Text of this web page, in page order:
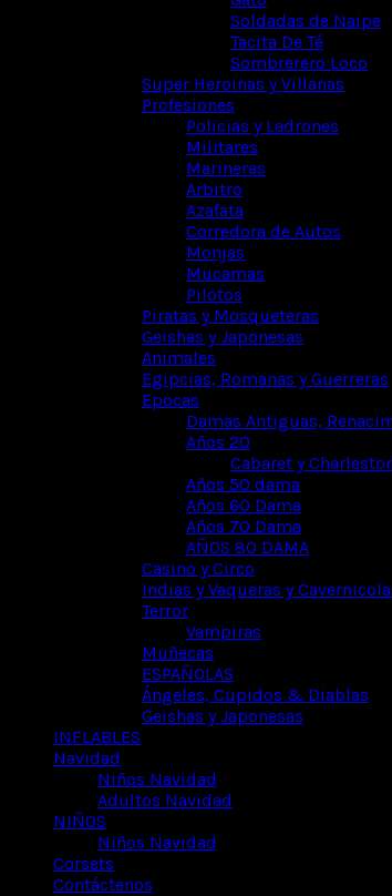
Soldadas de Naipe
Tacita De Té
Sombrerero Loco
Super Heroinas y Villanas
Profesiones
Policias y Ladrones
Militares
Marineras
Arbitro
Azafata
Corredora de Autos
Monjas
Mucamas
Pilotos
Piratas y Mosqueteras
Geishas y Japonesas
Animales
Egipcias, Romanas y Guerreras
Epocas
Damas Antiguas,
Años 20
Cabaret y
Años 50 dama
Años 60 Dama
Años 70 Dama
AÑOS 80 DAMA
Casino y Circo
Indias y Vaqueras y
Terror
Vampiras
Muñecas
ESPAÑOLAS
Ángeles, Cupidos & Diablas
Geishas y Japonesas
INFLABLES
Navidad
Niños Navidad
Adultos Navidad
NIÑOS
Niños Navidad
Corsets
Contáctenos